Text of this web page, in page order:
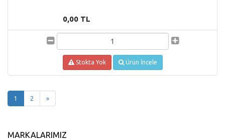
0,00 TL
Stokta Yok Ürün İncele
1 (current)
2 »
MARKALARIMIZ